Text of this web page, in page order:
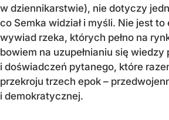
w dziennikarstwie), nie dotyczy
co Semka widział i myśli. Nie jest
wywiad rzeka, których pełno na
bowiem na uzupełnianiu się
i doświadczeń pytanego, które
przekroju trzech epok –
i demokratycznej.